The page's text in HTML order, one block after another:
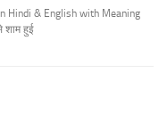
Hindi & English with Meaning
शाम हुई